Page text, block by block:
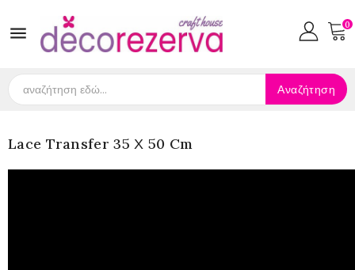
 0
Αναζήτηση
Lace Transfer 35 Χ 50 Cm